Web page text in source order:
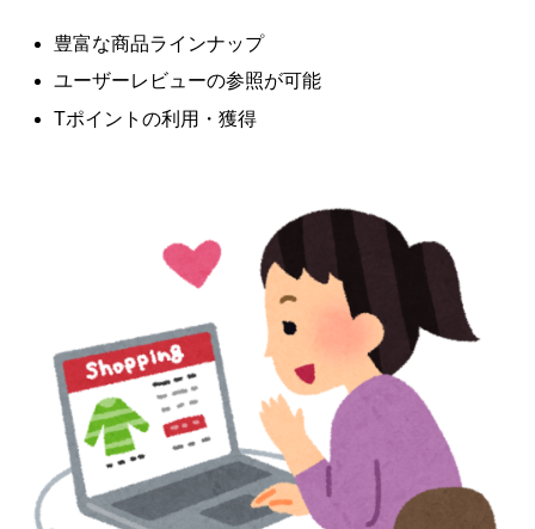
豊富な商品ラインナップ
ユーザーレビューの参照が可能
Tポイントの利用・獲得